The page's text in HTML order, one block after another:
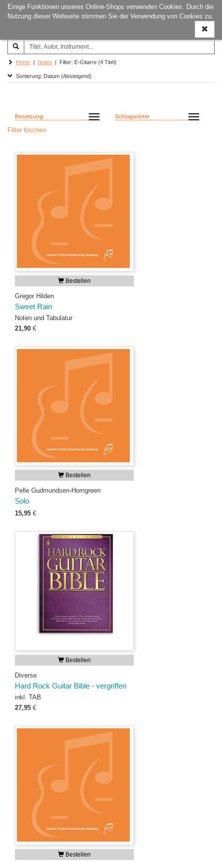
Einige Funktionen unseres Online-Shops verwenden Cookies. Durch die
Nutzung dieser Webseite stimmen Sie der Verwendung von Cookies zu.
ein-/
Joachim‐Trekel‐Musikverlag,
Hamburg
Home | Noten | Filter: E-Gitarre (4 Titel)
Sortierung: Datum (Absteigend)
Besetzung Schlagwörter
Filter löschen
Bestellen
Gregor Hilden
Sweet Rain
Noten und Tabulatur
21,90 €
Bestellen
Pelle Gudmundsen-Homgreen
Solo
15,95 €
Bestellen
Diverse
Hard Rock Guitar Bible - vergriffen
inkl. TAB
27,95 €
Bestellen